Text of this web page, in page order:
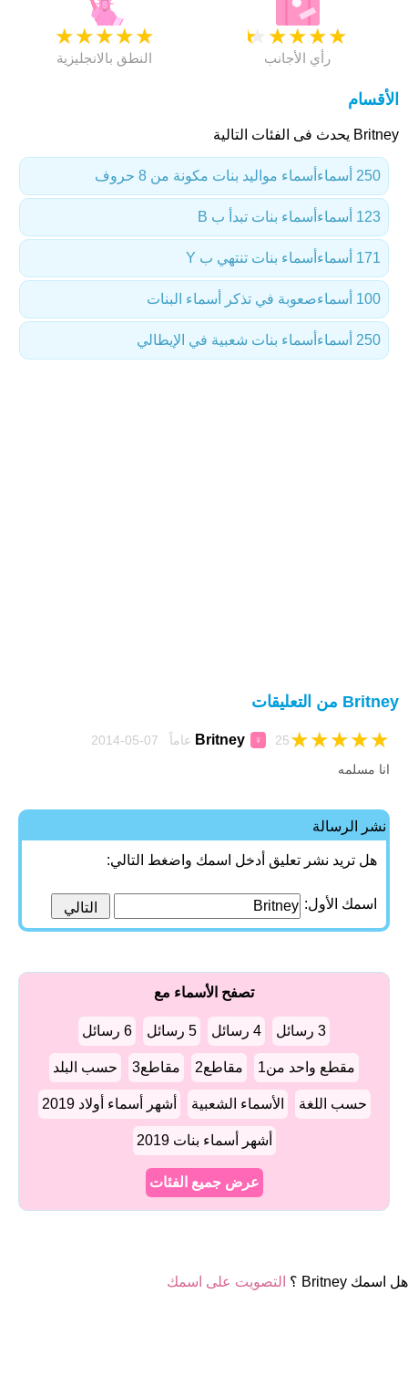
★
★
★
★
★
النطق بالانجليزية
★
★
★
★
★
رأي الأجانب
الأقسام
Britney يحدث فى الفئات التالية
أسماء مواليد بنات مكونة من 8 حروف 250 أسماء
أسماء بنات تبدأ ب B 123 أسماء
أسماء بنات تنتهي ب Y 171 أسماء
صعوبة في تذكر أسماء البنات 100 أسماء
أسماء بنات شعبية في الإيطالي 250 أسماء
Britney من التعليقات
Britney ♀ 25 عاماً 07-05-2014 ★
★
★
★
★
انا مسلمه
نشر الرسالة
هل تريد نشر تعليق أدخل اسمك واضغط التالي:
اسمك الأول:
تصفح الأسماء مع
3 رسائل 4 رسائل 5 رسائل 6 رسائل
مقطع واحد من1 مقاطع2 مقاطع3 حسب البلد
حسب اللغة الأسماء الشعبية أشهر أسماء أولاد 2019
أشهر أسماء بنات 2019
عرض جميع الفئات
هل اسمك Britney ؟ التصويت على اسمك